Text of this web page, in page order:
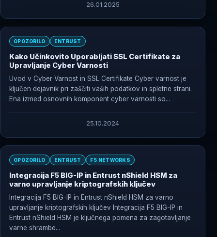
26.01.2025
OPOZORILO ENTRUST
Kako Učinkovito Uporabljati SSL Certifikate za
Upravljanje Cyber Varnosti
Uvod v Cyber Varnost in SSL Certifikate Cyber varnost je
ključen dejavnik pri zaščiti vaših podatkov in spletne strani.
Ena izmed osnovnih komponent cyber varnosti so...
25.10.2024
OPOZORILO ENTRUST F5 NETWORKS
Integracija F5 BIG-IP in Entrust nShield HSM za
varno upravljanje kriptografskih ključev
Integracija F5 BIG-IP in Entrust nShield HSM za varno
upravljanje kriptografskih ključev Integracija F5 BIG-IP in
Entrust nShield HSM je ključnega pomena za zagotavljanje
varne shrambe...